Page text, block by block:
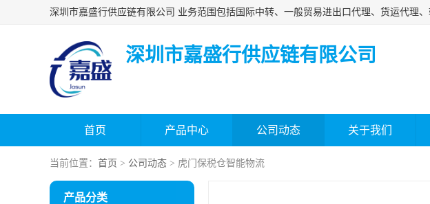
深圳市嘉盛行供应链有限公司
首页 产品中心 公司动态 关于我们
当前位置： 首页 > 公司动态 > 虎门保税仓智能物流
产品分类